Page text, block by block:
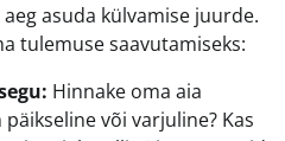
asuda külvamise juurde.
tulemuse saavutamiseks:
Hinnake oma aia
või varjuline? Kas